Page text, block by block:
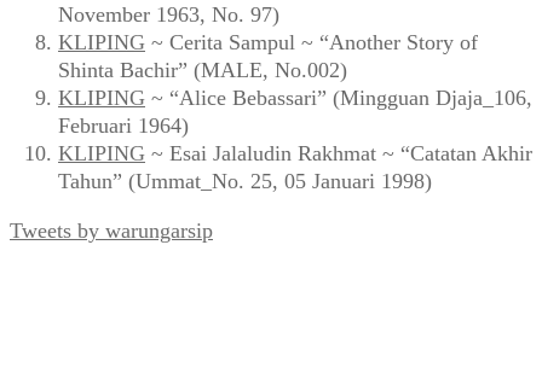
November 1963, No. 97)
KLIPING ~ Cerita Sampul ~ “Another Story of
Shinta Bachir” (MALE, No.002)
KLIPING ~ “Alice Bebassari” (Mingguan Djaja_106,
Februari 1964)
KLIPING ~ Esai Jalaludin Rakhmat ~ “Catatan Akhir
Tahun” (Ummat_No. 25, 05 Januari 1998)
Tweets by warungarsip